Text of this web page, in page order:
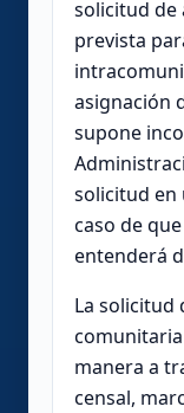
solicitud de
prevista
asignación
supone
solicitud en
caso de
entenderá
La solicitud
manera a
censal,